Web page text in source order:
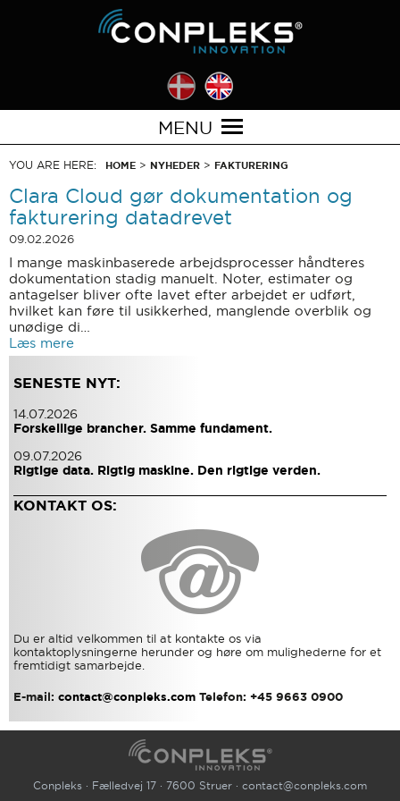
MENU
YOU ARE HERE: HOME > NYHEDER > FAKTURERING
Clara Cloud gør dokumentation og
fakturering datadrevet
09.02.2026
I mange maskinbaserede arbejdsprocesser håndteres
dokumentation stadig manuelt. Noter, estimater og
antagelser bliver ofte lavet efter arbejdet er udført,
hvilket kan føre til usikkerhed, manglende overblik og
unødige di…
Læs mere
SENESTE NYT:
14.07.2026
Forskellige brancher. Samme fundament.
09.07.2026
Rigtige data. Rigtig maskine. Den rigtige verden.
KONTAKT OS:
Du er altid velkommen til at kontakte os via
kontaktoplysningerne herunder og høre om mulighederne for et
fremtidigt samarbejde.
E-mail: contact@conpleks.com Telefon: +45 9663 0900
Conpleks · Fælledvej 17 · 7600 Struer · contact@conpleks.com